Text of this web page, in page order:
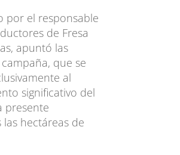
por el responsable
de Fresa
apuntó las
que se
al
significativo del
presente
hectáreas de